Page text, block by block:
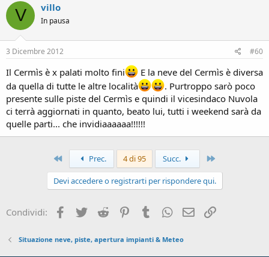
Telecabina ad
automatico
Telecabina ad
agganciamento
automatico
aperto dal
06.12.2012
Fondovalle-Doss Laresi
Telecabina ad
agganciamento
automatico
aperto dal
Lagorai
Seggiovia ad
agganciamento
automatico
06.12.2012
Seggiovia ad
V villo
In pausa
3 Dicembre 2012 #60
Il Cermìs è x palati molto fini
E la neve del Cermìs è diversa
da quella di tutte le altre località
. Purtroppo sarò poco
presente sulle piste del Cermìs e quindi il vicesindaco Nuvola
ci terrà aggiornati in quanto, beato lui, tutti i weekend sarà da
quelle parti... che invidiaaaaaa!!!!!!
Primo Prec. 4 di 95 Succ.
Devi accedere o registrarti per rispondere qui.
Condividi: Facebook
Twitter Reddit PinterestTumblrWhatsApp
Email
Situazione neve, piste, apertura impianti & Meteo